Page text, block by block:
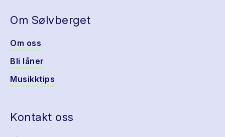
Om Sølvberget
Om oss
Bli låner
Musikktips
Kontakt oss